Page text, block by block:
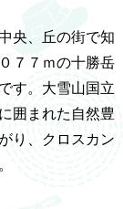
央、丘の街で知
７７ｍの十勝岳
す。大雪山国立
囲まれた自然豊
り、クロスカン